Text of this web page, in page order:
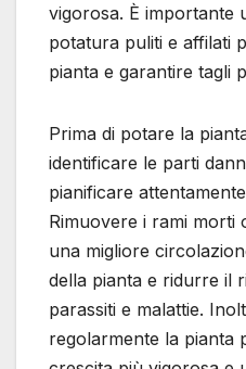
vigorosa. È importante
potatura puliti e affilati
pianta e garantire tagli
Prima di potare la
identificare le parti
pianificare
Rimuovere i rami morti
una migliore
della pianta e ridurre il
parassiti e malattie.
regolarmente la pianta